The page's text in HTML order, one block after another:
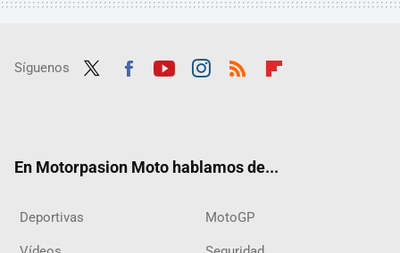
Síguenos
En Motorpasion Moto hablamos de...
Deportivas MotoGP